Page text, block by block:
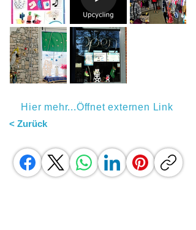
Hier mehr...Öffnet externen Link
< Zurück